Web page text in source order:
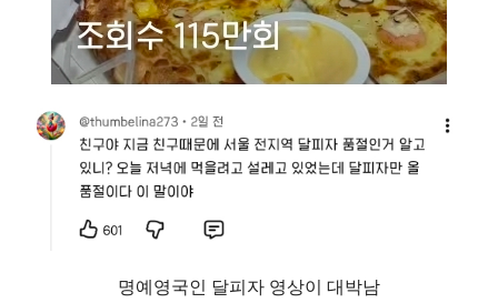
명예영국인 달피자 영상이 대박남